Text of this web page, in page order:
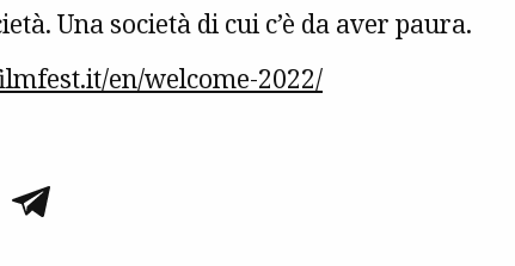
Una società di cui c’è da aver paura.
en/welcome-2022/